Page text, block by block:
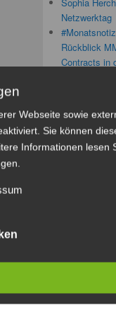
Netzwerktag
Rückblick
Contracts in
Kategorien
e-Denkarium
Webseite sowie
Sie können
Informationen lesen